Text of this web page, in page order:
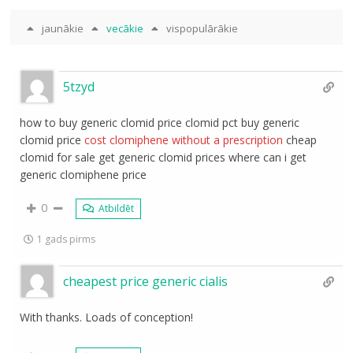
jaunākie vecākie vispopulārākie
5tzyd
how to buy generic clomid price clomid pct buy generic
clomid pricecost clomiphene without a prescription cheap
clomid for sale get generic clomid prices where can i get
generic clomiphene price
0 Atbildēt
1 gads pirms
cheapest price generic cialis
With thanks. Loads of conception!